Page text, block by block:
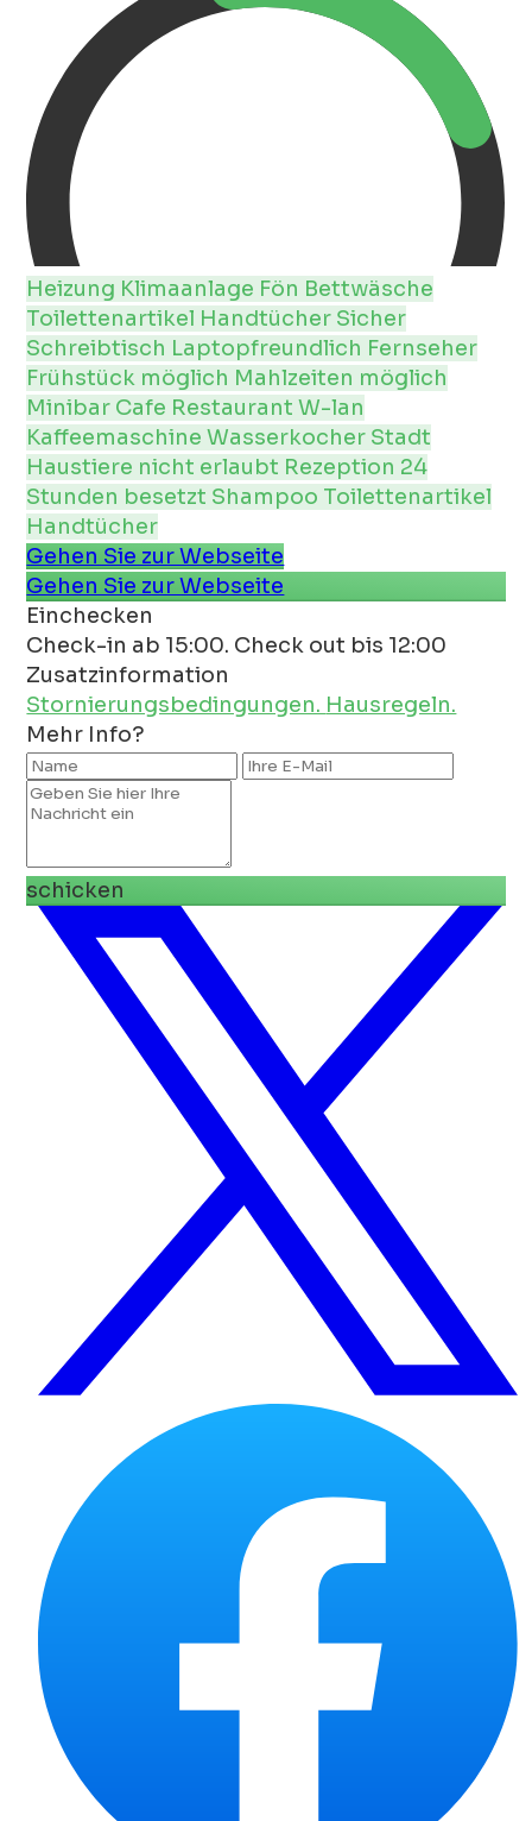
Heizung Klimaanlage Fön Bettwäsche
Toilettenartikel Handtücher Sicher
Schreibtisch Laptopfreundlich Fernseher
Frühstück möglich Mahlzeiten möglich
Minibar Cafe RestaurantW-lan
KaffeemaschineWasserkocher Stadt
Haustiere nicht erlaubt Rezeption 24
Stunden besetzt Shampoo Toilettenartikel
Handtücher
Gehen Sie zur Webseite
Gehen Sie zur Webseite
Einchecken
Check-in ab 15:00. Check out bis 12:00
Zusatzinformation
Stornierungsbedingungen. Hausregeln.
Mehr Info?
schicken